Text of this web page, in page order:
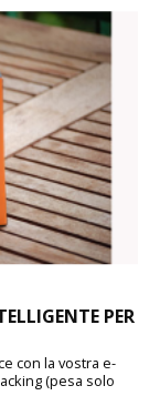
PER
con la vostra e-
(pesa solo